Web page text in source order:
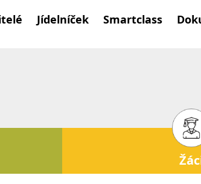
Jídelníček Smartclass